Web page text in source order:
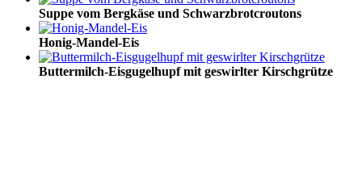
Suppe vom Bergkäse und Schwarzbrotcroutons
Honig-Mandel-Eis
Buttermilch-Eisgugelhupf mit geswirlter Kirschgrütze